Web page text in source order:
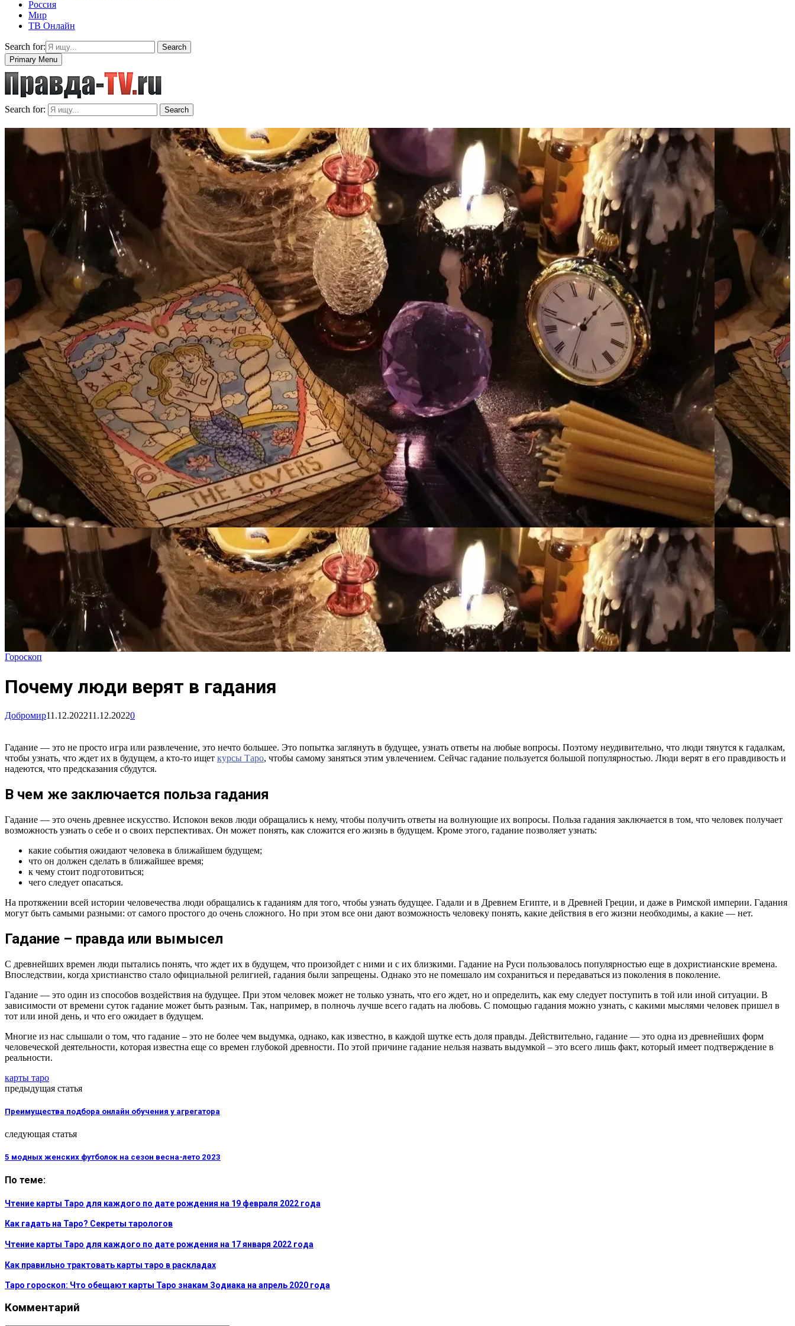
Россия
Мир
ТВ Онлайн
Search for:
Search
Primary Menu
Search for: Search
Гороскоп
Почему люди верят в гадания
Добромир11.12.202211.12.20220
Гадание — это не просто игра или развлечение, это нечто большее. Это попытка заглянуть в будущее, узнать ответы на любые вопросы. Поэтому неудивительно, что люди тянутся к гадалкам,
чтобы узнать, что ждет их в будущем, а кто-то ищет курсы Таро, чтобы самому заняться этим увлечением. Сейчас гадание пользуется большой популярностью. Люди верят в его правдивость и
надеются, что предсказания сбудутся.
В чем же заключается польза гадания
Гадание — это очень древнее искусство. Испокон веков люди обращались к нему, чтобы получить ответы на волнующие их вопросы. Польза гадания заключается в том, что человек получает
возможность узнать о себе и о своих перспективах. Он может понять, как сложится его жизнь в будущем. Кроме этого, гадание позволяет узнать:
какие события ожидают человека в ближайшем будущем;
что он должен сделать в ближайшее время;
к чему стоит подготовиться;
чего следует опасаться.
На протяжении всей истории человечества люди обращались к гаданиям для того, чтобы узнать будущее. Гадали и в Древнем Египте, и в Древней Греции, и даже в Римской империи. Гадания
могут быть самыми разными: от самого простого до очень сложного. Но при этом все они дают возможность человеку понять, какие действия в его жизни необходимы, а какие — нет.
Гадание – правда или вымысел
С древнейших времен люди пытались понять, что ждет их в будущем, что произойдет с ними и с их близкими. Гадание на Руси пользовалось популярностью еще в дохристианские времена.
Впоследствии, когда христианство стало официальной религией, гадания были запрещены. Однако это не помешало им сохраниться и передаваться из поколения в поколение.
Гадание — это один из способов воздействия на будущее. При этом человек может не только узнать, что его ждет, но и определить, как ему следует поступить в той или иной ситуации. В
зависимости от времени суток гадание может быть разным. Так, например, в полночь лучше всего гадать на любовь. С помощью гадания можно узнать, с какими мыслями человек пришел в
тот или иной день, и что его ожидает в будущем.
Многие из нас слышали о том, что гадание – это не более чем выдумка, однако, как известно, в каждой шутке есть доля правды. Действительно, гадание — это одна из древнейших форм
человеческой деятельности, которая известна еще со времен глубокой древности. По этой причине гадание нельзя назвать выдумкой – это всего лишь факт, который имеет подтверждение в
реальности.
карты таро
предыдущая статья
Преимущества подбора онлайн обучения у агрегатора
следующая статья
5 модных женских футболок на сезон весна-лето 2023
По теме:
Чтение карты Таро для каждого по дате рождения на 19 февраля 2022 года
Как гадать на Таро? Секреты тарологов
Чтение карты Таро для каждого по дате рождения на 17 января 2022 года
Как правильно трактовать карты таро в раскладах
Таро гороскоп: Что обещают карты Таро знакам Зодиака на апрель 2020 года
Комментарий